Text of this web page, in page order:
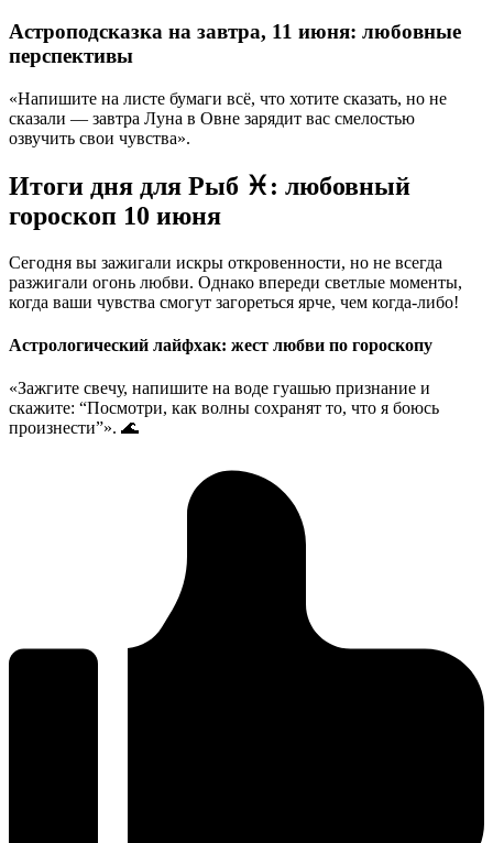
Астроподсказка на завтра, 11 июня: любовные
перспективы
«Напишите на листе бумаги всё, что хотите сказать, но не
сказали — завтра Луна в Овне зарядит вас смелостью
озвучить свои чувства».
Итоги дня для Рыб ♓: любовный
гороскоп 10 июня
Сегодня вы зажигали искры откровенности, но не всегда
разжигали огонь любви. Однако впереди светлые моменты,
когда ваши чувства смогут загореться ярче, чем когда-либо!
Астрологический лайфхак: жест любви по гороскопу
«Зажгите свечу, напишите на воде гуашью признание и
скажите: “Посмотри, как волны сохранят то, что я боюсь
произнести”». 🌊